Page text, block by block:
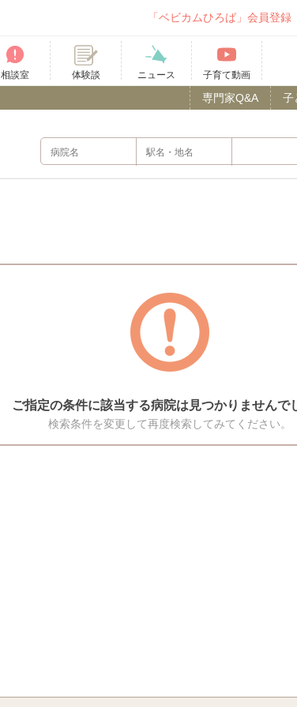
「ベビカムひろば」会員登録
相談室 体験談 ニュース 子育て動画
子
専門家Q&A
ご指定の条件に該当する病院は見つかりませんで
検索条件を変更して再度検索してみてください。